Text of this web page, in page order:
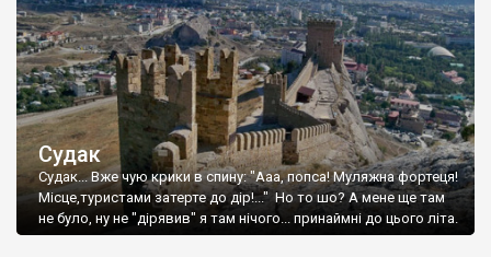
Судак
Судак... Вже чую крики в спину: "Ааа, попса! Муляжна фортеця!
Місце,туристами затерте до дір!..." Но то шо? А мене ще там
не було, ну не "дірявив" я там нічого... принаймні до цього літа.